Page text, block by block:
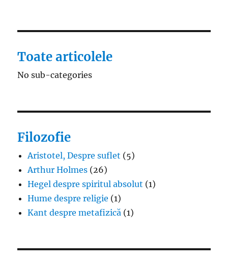
Toate articolele
No sub-categories
Filozofie
Aristotel, Despre suflet (5)
Arthur Holmes (26)
Hegel despre spiritul absolut (1)
Hume despre religie (1)
Kant despre metafizică (1)